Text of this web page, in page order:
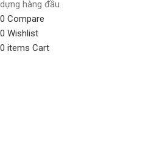
dựng hàng đầu
0 Compare
0 Wishlist
0 items Cart